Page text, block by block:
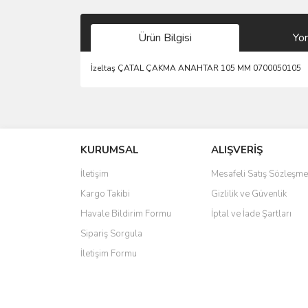
Ürün Bilgisi
İzeltaş ÇATAL ÇAKMA ANAHTAR 105 MM 0700050105
Ürün resmi kalitesiz, bozuk veya görüntülenemiyor.
Ürün açıklamasında eksik bilgiler bulunuyor.
Ürün bilgilerinde hatalar bulunuyor.
Ürün fiyatı diğer sitelerden daha pahalı.
Bu ürüne benzer farklı alternatifler olmalı.
KURUMSAL
İletişim
Kargo Takibi
Havale Bildirim Formu
Sipariş Sorgula
İletişim Formu
ALIŞVERİŞ
Mesafeli Satış
Gizlilik ve Güvenlik
İptal ve İade Şartları